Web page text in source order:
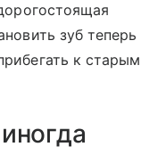
зуб теперь
к старым